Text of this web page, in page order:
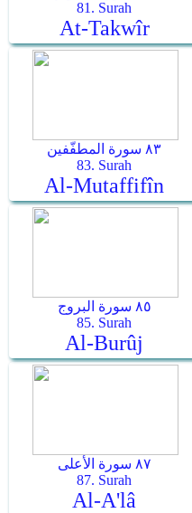
81. Surah
At-Takwîr
٨٣ سورة المطفّفين
83. Surah
Al-Mutaffifîn
٨٥ سورة البروج
85. Surah
Al-Burûj
٨٧ سورة الأعلى
87. Surah
Al-A'lâ